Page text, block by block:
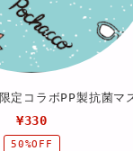
¥330
50%OFF